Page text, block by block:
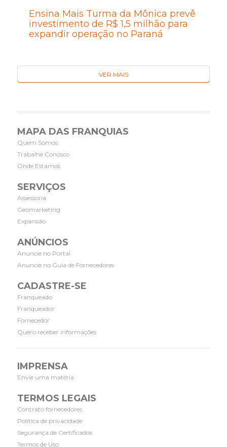
Ensina Mais Turma da Mônica prevê
investimento de R$ 1,5 milhão para
expandir operação no Paraná
VER MAIS
MAPA DAS FRANQUIAS
Quem Somos
Trabalhe Conosco
Onde Estamos
SERVIÇOS
Assessoria
Geomarketing
Expansão
ANÚNCIOS
Anuncie no Portal
Anuncie no Guia de Fornecedores
CADASTRE-SE
Franqueado
Franqueador
Fornecedor
Quero receber informações
IMPRENSA
Envie uma matéria
TERMOS LEGAIS
Contrato fornecedores
Política de privacidade
Segurança de Certificados
Termos de Uso